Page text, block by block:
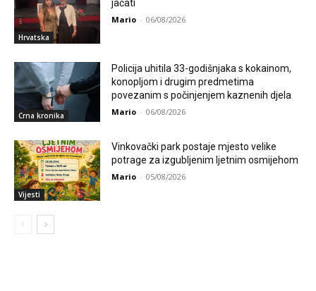
Hrvatska
jačati
Mario - 06/08/2026
Crna kronika
Policija uhitila 33-godišnjaka s kokainom,
konopljom i drugim predmetima
povezanim s počinjenjem kaznenih djela
Mario - 06/08/2026
Vijesti
Vinkovački park postaje mjesto velike
potrage za izgubljenim ljetnim osmijehom
Mario - 05/08/2026